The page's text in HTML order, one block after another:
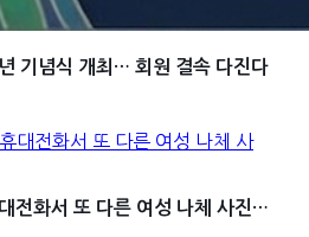
기념식 개최… 회원 결속 다진다
전화서 또 다른 여성 나체 사진…